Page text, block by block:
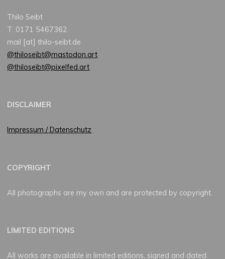
Thilo Seibt
T: 0171 5467362
mail [at] thilo-seibt.de
@thiloseibt@mastodon.art
@thiloseibt@pixelfed.art
DISCLAIMER
Impressum / Datenschutz
COPYRIGHT
All photographs are my own and are protected by copyright.
LIMITED EDITIONS
All works are available in limited editions, signed and dated.